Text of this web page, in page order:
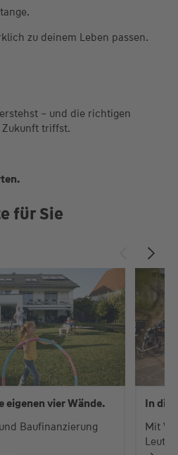
zu deinem Leben passen.
– und die richtigen
triffst.
für Sie
eigenen vier Wände.
Baufinanzierung
In die
Mit
Leute.